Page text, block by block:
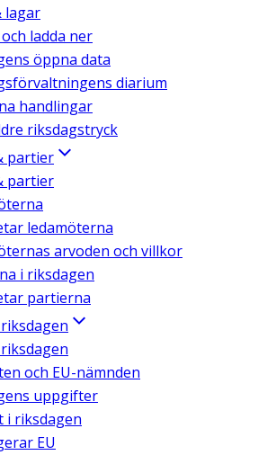
lagar
ladda ner
öppna data
diarium
handlingar
riksdagstryck
partier
partier
ledamöterna
arvoden och villkor
i riksdagen
partierna
och EU-nämnden
uppgifter
i riksdagen
EU